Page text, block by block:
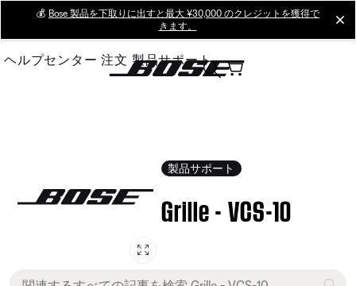
Main
💰 Bose 製品を下取りに出すと最大 ¥30,000 のクレジットを獲得で
きます。
ヘルプセンター 注文 製品サポート
製品サポート
Grille - VCS-10